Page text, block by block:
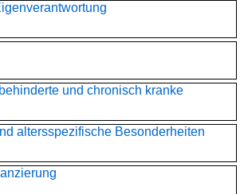
und chronisch kranke
altersspezifische Besonderheiten